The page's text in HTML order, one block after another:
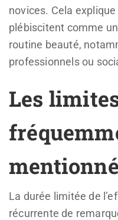
novices. Cela
plébiscitent comme
routine beauté,
professionnels ou
Les
La durée limitée de
récurrente de